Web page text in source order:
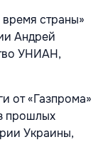
страны»
Андрей
УНИАН,
от «Газпрома»
прошлых
Украины,